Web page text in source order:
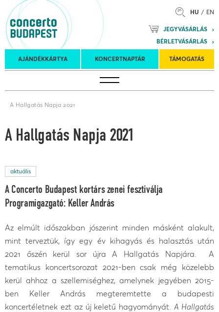
HU EN
JEGYVÁSÁRLÁS
BÉRLETVÁSÁRLÁS
AJÁNDÉKKÁRTYA KONCERTNAPTÁR TÁMOGATÁS
Koncertnaptár
turnék
Kulturális
Program
Felkéréses
koncertek
A Hallgatás Napja 2021
A Hallgatás Napja 2021
aktuális
A Concerto Budapest kortárs zenei fesztiválja
Programigazgató: Keller András
Az elmúlt időszakban jószerint minden másként alakult,
mint terveztük, így egy év kihagyás és halasztás után
2021 őszén kerül sor újra A Hallgatás Napjára. A
tematikus koncertsorozat 2021-ben csak még közelebb
kerül ahhoz a szellemiséghez, amelynek jegyében 2015-
ben Keller András megteremtette a budapesti
koncertéletnek ezt az új keletű hagyományát.A Hallgatás